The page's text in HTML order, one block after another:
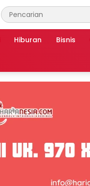
Hiburan Bisnis